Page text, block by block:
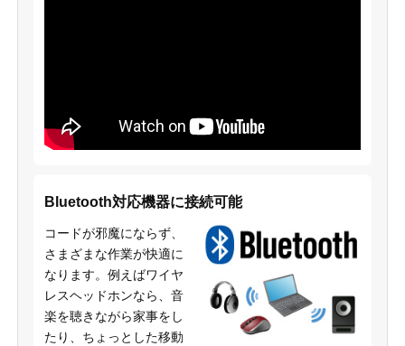
Bluetooth対応機器に接続可能
コードが邪魔にならず、
さまざまな作業が快適に
なります。例えばワイヤ
レスヘッドホンなら、音
楽を聴きながら家事をし
たり、ちょっとした移動